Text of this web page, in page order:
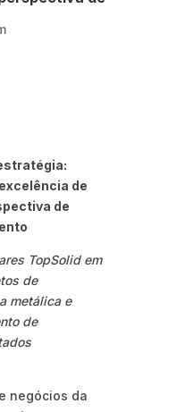
de
de
TopSolid em
de
metálica e
de
negócios da